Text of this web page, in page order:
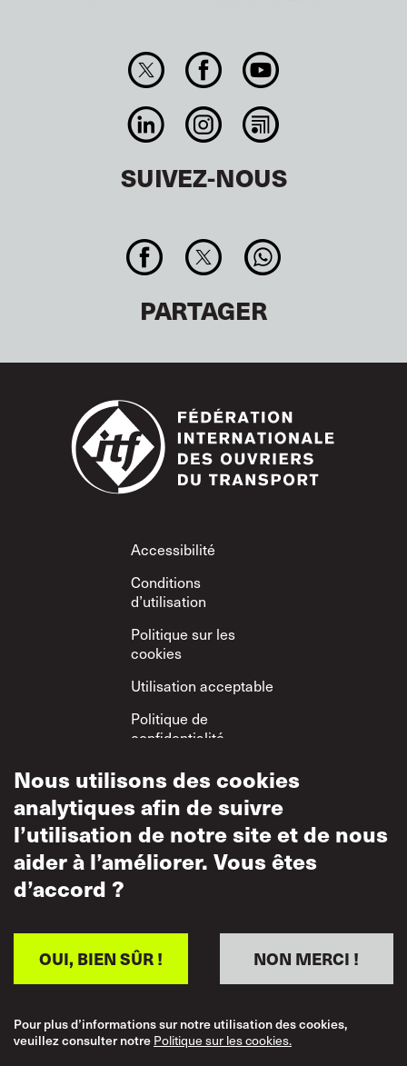
SUIVEZ-NOUS
PARTAGER
Footer
Accessibilité
Conditions
d’utilisation
Politique sur les
cookies
Utilisation acceptable
Politique de
confidentialité
Politique sur le
respect mutuel
Nous utilisons des cookies
analytiques afin de suivre
l’utilisation de notre site et de nous
aider à l’améliorer. Vous êtes
d’accord ?
NON MERCI !
OUI, BIEN SÛR !
Pour plus d’informations sur notre utilisation des cookies,
veuillez consulter notrePolitique sur les cookies.